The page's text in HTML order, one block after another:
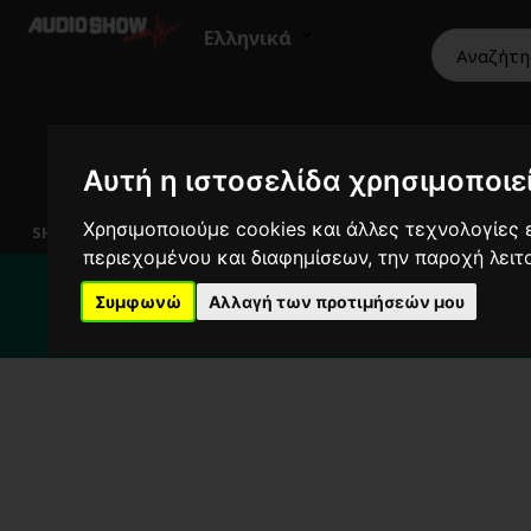
Αυτή η ιστοσελίδα
Χρησιμοποιούμε cookies και άλλες τεχνολογίες
περιεχομένου και διαφημίσεων, την παροχή
Συμφωνώ Αλλαγή των προτιμήσεών μου
Ελληνικά
SHOWROOM
HiFi Ηχεία Εικόνα Επαγγελματικά
Για